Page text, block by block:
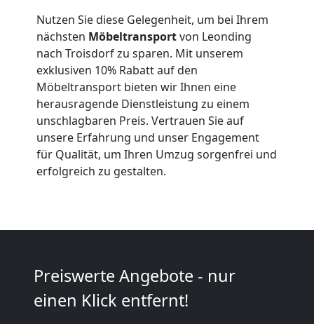
Nutzen Sie diese Gelegenheit, um bei Ihrem
nächsten Möbeltransportvon Leonding
nach Troisdorf zu sparen. Mit unserem
exklusiven 10% Rabatt auf den
Möbeltransport bieten wir Ihnen eine
herausragende Dienstleistung zu einem
unschlagbaren Preis. Vertrauen Sie auf
unsere Erfahrung und unser Engagement
für Qualität, um Ihren Umzug sorgenfrei und
erfolgreich zu gestalten.
Preiswerte Angebote - nur
einen Klick entfernt!
Qualitäts-
Umzüge
Leonding
Vereinsumzug
Anfrage
Möbeltransport